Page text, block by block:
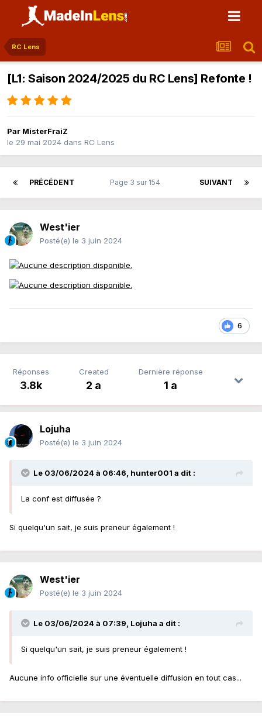
RC Lens
[L1: Saison 2024/2025 du RC Lens] Refonte !
Par MisterFraiZ
le 29 mai 2024 dans RC Lens
PRÉCÉDENT SUIVANT
Page 3 sur 154
West'ier
Posté(e) le 3 juin 2024
6
Réponses
3.8k
Created
2 a
Dernière réponse
1 a
Lojuha
Posté(e) le 3 juin 2024
Le 03/06/2024 à 06:46, hunter001 a dit :
La conf est diffusée ?
Si quelqu'un sait, je suis preneur également !
West'ier
Posté(e) le 3 juin 2024
Le 03/06/2024 à 07:39, Lojuha a dit :
Si quelqu'un sait, je suis preneur également !
Aucune info officielle sur une éventuelle diffusion en tout cas...